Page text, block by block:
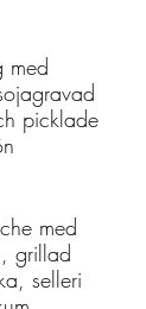
med
picklade
med
grillad
selleri